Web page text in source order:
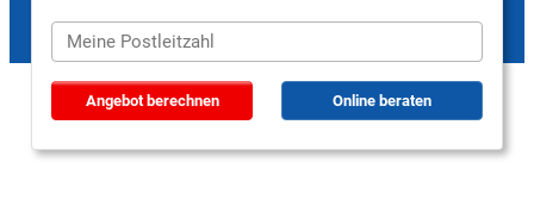
Angebot berechnen Online beraten